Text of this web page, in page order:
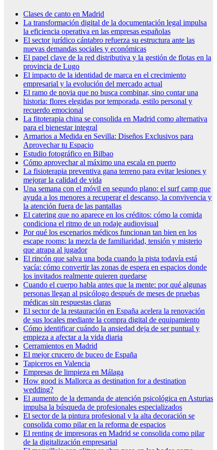
Clases de canto en Madrid
La transformación digital de la documentación legal impulsa
la eficiencia operativa en las empresas españolas
El sector jurídico cántabro refuerza su estructura ante las
nuevas demandas sociales y económicas
El papel clave de la red distributiva y la gestión de flotas en la
provincia de Lugo
El impacto de la identidad de marca en el crecimiento
empresarial y la evolución del mercado actual
El ramo de novia que no busca combinar, sino contar una
historia: flores elegidas por temporada, estilo personal y
recuerdo emocional
La fitoterapia china se consolida en Madrid como alternativa
para el bienestar integral
Armarios a Medida en Sevilla: Diseños Exclusivos para
Aprovechar tu Espacio
Estudio fotográfico en Bilbao
Cómo aprovechar al máximo una escala en puerto
La fisioterapia preventiva gana terreno para evitar lesiones y
mejorar la calidad de vida
Una semana con el móvil en segundo plano: el surf camp que
ayuda a los menores a recuperar el descanso, la convivencia y
la atención fuera de las pantallas
El catering que no aparece en los créditos: cómo la comida
condiciona el ritmo de un rodaje audiovisual
Por qué los escenarios médicos funcionan tan bien en los
escape rooms: la mezcla de familiaridad, tensión y misterio
que atrapa al jugador
El rincón que salva una boda cuando la pista todavía está
vacía: cómo convertir las zonas de espera en espacios donde
los invitados realmente quieren quedarse
Cuando el cuerpo habla antes que la mente: por qué algunas
personas llegan al psicólogo después de meses de pruebas
médicas sin respuestas claras
El sector de la restauración en España acelera la renovación
de sus locales mediante la compra digital de equipamiento
Cómo identificar cuándo la ansiedad deja de ser puntual y
empieza a afectar a la vida diaria
Cerramientos en Madrid
El mejor crucero de buceo de España
Tapiceros en Valencia
Empresas de limpieza en Málaga
How good is Mallorca as destination for a destination
wedding?
El aumento de la demanda de atención psicológica en Asturias
impulsa la búsqueda de profesionales especializados
El sector de la pintura profesional y la alta decoración se
consolida como pilar en la reforma de espacios
El renting de impresoras en Madrid se consolida como pilar
de la digitalización empresarial